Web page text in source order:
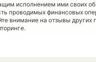
исполнением ими своих
проводимых финансовых
внимание на отзывы других